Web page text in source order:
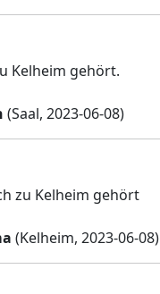
Kelheim gehört.
(Saal, 2023-06-08)
zu Kelheim gehört
(Kelheim, 2023-06-08)